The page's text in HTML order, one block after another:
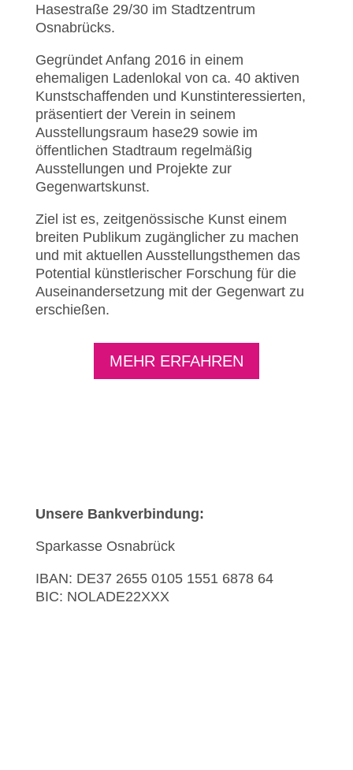
Hasestraße 29/30 im Stadtzentrum
Osnabrücks.
Gegründet Anfang 2016 in einem
ehemaligen Ladenlokal von ca. 40 aktiven
Kunstschaffenden und Kunstinteressierten,
präsentiert der Verein in seinem
Ausstellungsraum hase29 sowie im
öffentlichen Stadtraum regelmäßig
Ausstellungen und Projekte zur
Gegenwartskunst.
Ziel ist es, zeitgenössische Kunst einem
breiten Publikum zugänglicher zu machen
und mit aktuellen Ausstellungsthemen das
Potential künstlerischer Forschung für die
Auseinandersetzung mit der Gegenwart zu
erschießen.
MEHR ERFAHREN
Unsere Bankverbindung:
Sparkasse Osnabrück
IBAN: DE37 2655 0105 1551 6878 64
BIC: NOLADE22XXX